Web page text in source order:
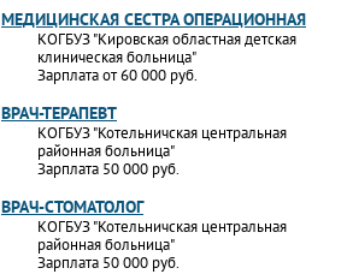
МЕДИЦИНСКАЯ СЕСТРА ОПЕРАЦИОННАЯ
КОГБУЗ "Кировская областная детская
клиническая больница"
Зарплата от 60 000 руб.
ВРАЧ-ТЕРАПЕВТ
КОГБУЗ "Котельничская центральная
районная больница"
Зарплата 50 000 руб.
ВРАЧ-СТОМАТОЛОГ
КОГБУЗ "Котельничская центральная
районная больница"
Зарплата 50 000 руб.